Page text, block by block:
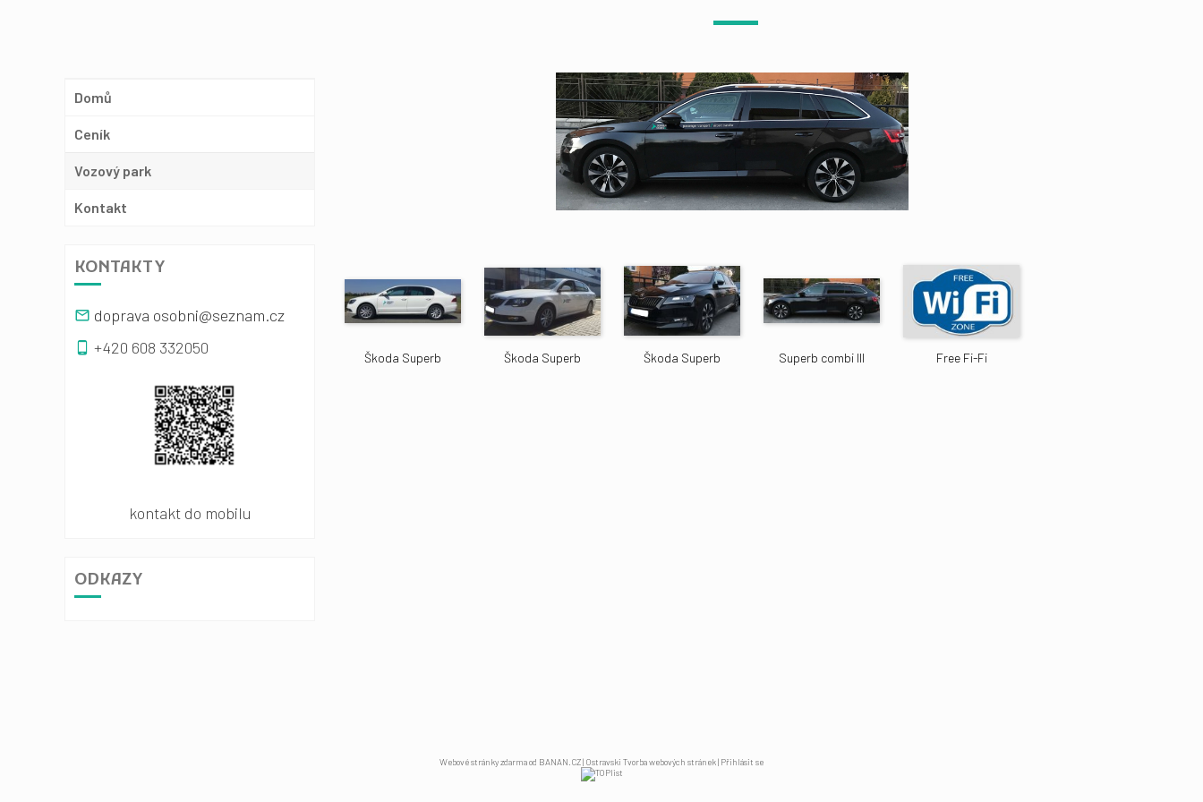
Domů
Ceník
Vozový park
Kontakt
KONTAKTY
doprava osobni@seznam.cz
+420 608 332050
kontakt do mobilu
ODKAZY
Škoda Superb Škoda Superb Škoda Superb Superb combi III Free Fi-Fi
Webové stránky zdarmaod BANAN.CZ| Ostravski Tvorba webových stránek| Přihlásit se